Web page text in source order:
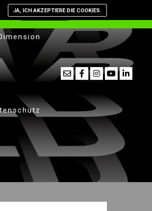
JA, ICH AKZEPTIERE DIE COOKIES.
Verstanden